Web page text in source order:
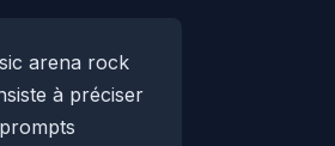
arena rock
à préciser